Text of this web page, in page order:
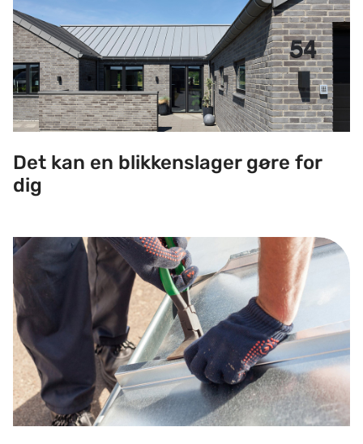
Det kan en blikkenslager gøre for
dig
Hvad er forskellen på en VVS’er og en blikkenslager?